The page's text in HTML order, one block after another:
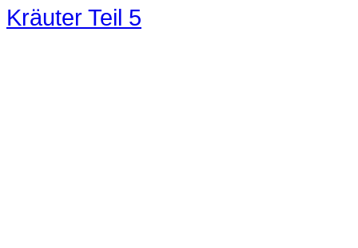
Kräuter Teil 5